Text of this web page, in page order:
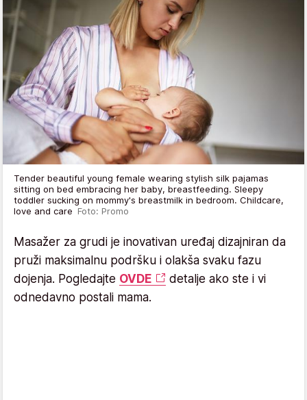
Tender beautiful young female wearing stylish silk pajamas
sitting on bed embracing her baby, breastfeeding. Sleepy
toddler sucking on mommy's breastmilk in bedroom. Childcare,
love and care Foto: Promo
Masažer za grudi je inovativan uređaj dizajniran da
pruži maksimalnu podršku i olakša svaku fazu
dojenja. Pogledajte OVDE
detalje ako ste i vi
odnedavno postali mama.